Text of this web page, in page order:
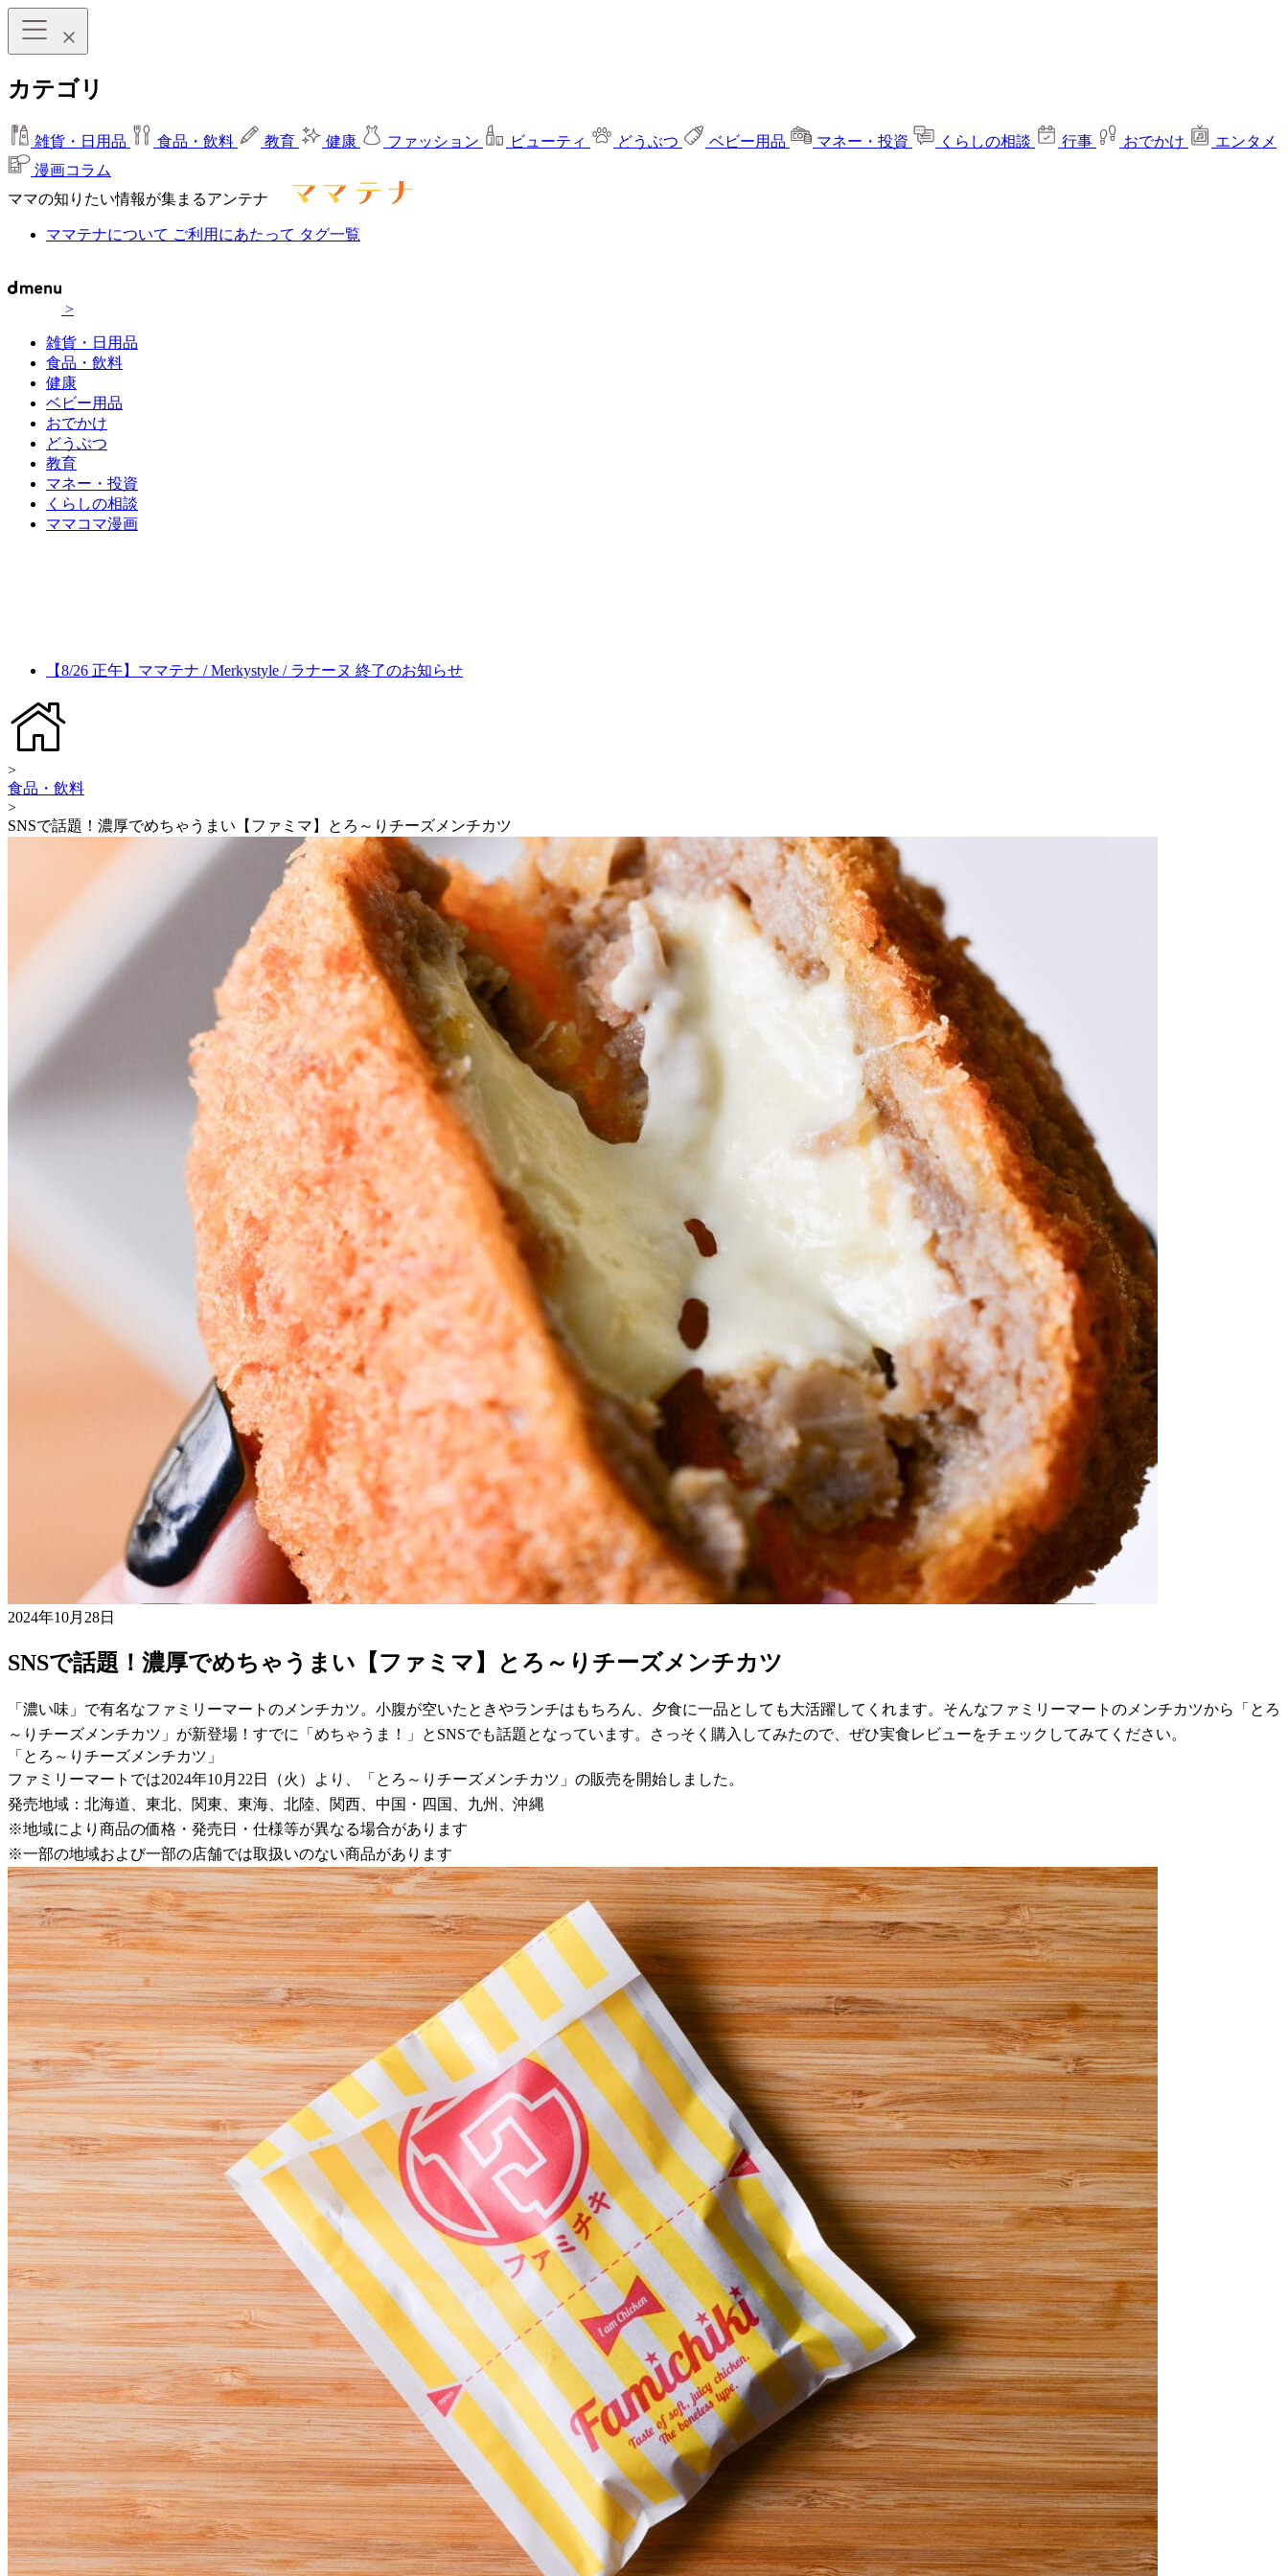
カテゴリ
雑貨・日用品 食品・飲料 教育 健康 ファッション ビューティ どうぶつ ベビー用品 マネー・投資 くらしの相談 行事 おでかけ
エンタメ
漫画コラム
ママの知りたい情報が集まるアンテナ
ママテナについて ご利用にあたって タグ一覧
>
雑貨・日用品
食品・飲料
健康
ベビー用品
おでかけ
どうぶつ
教育
マネー・投資
くらしの相談
ママコマ漫画
【8/26 正午】ママテナ / Merkystyle / ラナーヌ 終了のお知らせ
>
食品・飲料
>
SNSで話題！濃厚でめちゃうまい【ファミマ】とろ～りチーズメンチカツ
2024年10月28日
SNSで話題！濃厚でめちゃうまい【ファミマ】とろ～りチーズメンチカツ
「濃い味」で有名なファミリーマートのメンチカツ。小腹が空いたときやランチはもちろん、夕食に一品としても大活躍してくれます。そんなファミリーマートのメンチカツから「とろ
～りチーズメンチカツ」が新登場！すでに「めちゃうま！」とSNSでも話題となっています。さっそく購入してみたので、ぜひ実食レビューをチェックしてみてください。
「とろ～りチーズメンチカツ」
ファミリーマートでは2024年10月22日（火）より、「とろ～りチーズメンチカツ」の販売を開始しました。
発売地域：北海道、東北、関東、東海、北陸、関西、中国・四国、九州、沖縄
※地域により商品の価格・発売日・仕様等が異なる場合があります
※一部の地域および一部の店舗では取扱いのない商品があります